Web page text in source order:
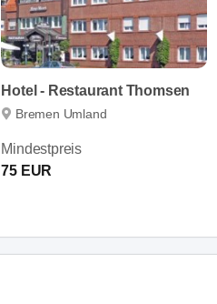
Hotel - Restaurant Thomsen
Bremen Umland
Mindestpreis
75 EUR